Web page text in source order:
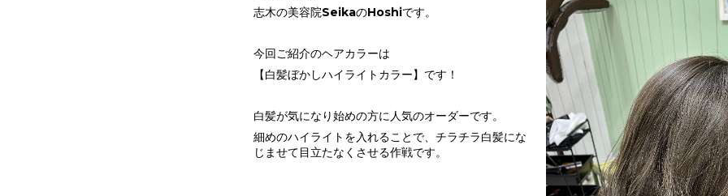
志木の美容院SeikaのHoshiです。
今回ご紹介のヘアカラーは
【白髪ぼかしハイライトカラー】です！
白髪が気になり始めの方に人気のオーダーです。
細めのハイライトを入れることで、チラチラ白髪にな
じませて目立たなくさせる作戦です。